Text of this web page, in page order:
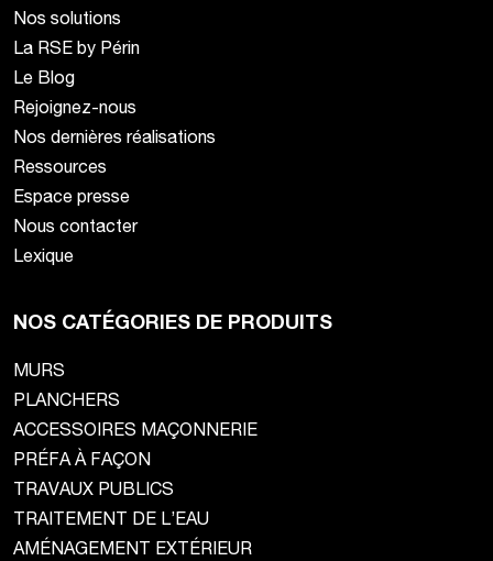
Nos solutions
La RSE by Périn
Le Blog
Rejoignez-nous
Nos dernières réalisations
Ressources
Espace presse
Nous contacter
Lexique
NOS CATÉGORIES DE PRODUITS
MURS
PLANCHERS
ACCESSOIRES MAÇONNERIE
PRÉFA À FAÇON
TRAVAUX PUBLICS
TRAITEMENT DE L’EAU
AMÉNAGEMENT EXTÉRIEUR